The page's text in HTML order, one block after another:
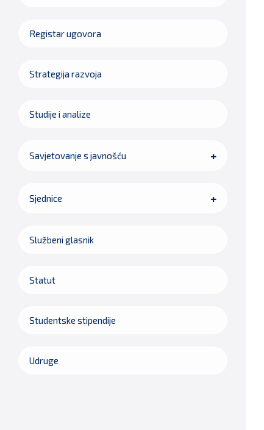
Registar ugovora
Strategija razvoja
Studije i analize
Savjetovanje s javnošću
Sjednice
Službeni glasnik
Statut
Studentske stipendije
Udruge